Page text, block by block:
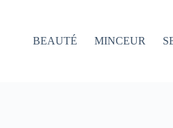
BEAUTÉ MINCEUR